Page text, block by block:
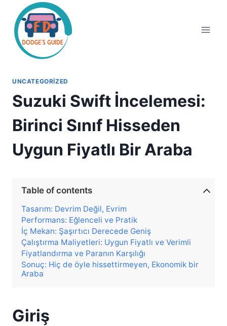
content
UNCATEGORIZED
Suzuki Swift İncelemesi:
Birinci Sınıf Hisseden
Uygun Fiyatlı Bir Araba
Table of contents
Tasarım: Devrim Değil, Evrim
Performans: Eğlenceli ve Pratik
İç Mekan: Şaşırtıcı Derecede Geniş
Çalıştırma Maliyetleri: Uygun Fiyatlı ve Verimli
Fiyatlandırma ve Paranın Karşılığı
Sonuç: Hiç de öyle hissettirmeyen, Ekonomik bir
Araba
Giriş